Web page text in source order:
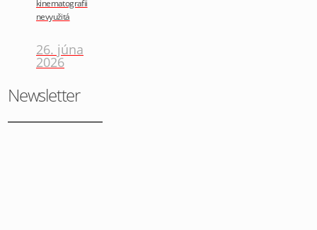
kinematografii
nevyužitá
26. júna
2026
Newsletter